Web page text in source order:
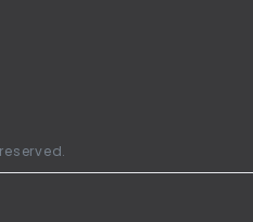
telewizyjne w